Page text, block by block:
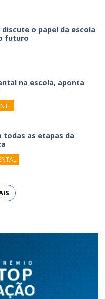
o papel da escola
futuro
na escola, aponta
todas as etapas da